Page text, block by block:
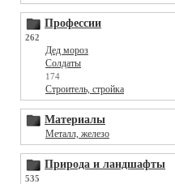
Профессии
262
Дед мороз
Солдаты
174
Строитель, стройка
Материалы
Металл, железо
Природа и ландшафты
535